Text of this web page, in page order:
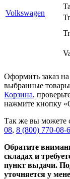
Volkswagen
Оформить заказ
выбранные товары
Корзина,
нажмите кнопку
Так же вы можете
08, 8 (800) 770-08-
Обратите
складах и
пункт выдачи.
уточняется у